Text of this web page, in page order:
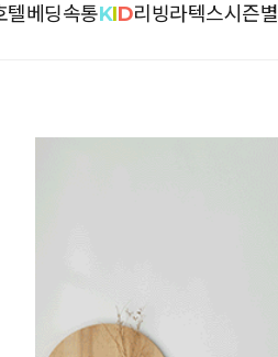
텔베딩속통KID리빙라텍스시즌별